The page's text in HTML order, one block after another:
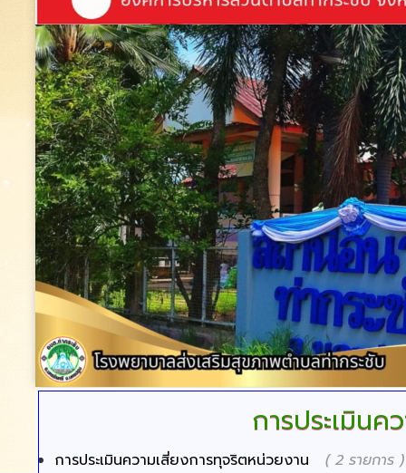
การประเมิน
การประเมินความเสี่ยงการทุจริตหน่วยงาน
( 2 รายการ )